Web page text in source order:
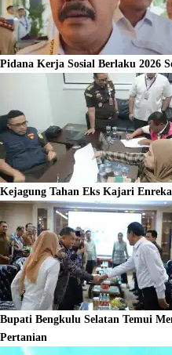
Pidana Kerja Sosial Berlaku 2026
Kejagung Tahan Eks Kajari
Bupati Bengkulu Selatan Temui
Pertanian